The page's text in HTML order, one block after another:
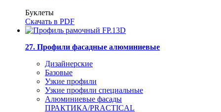
Буклеты
Скачать в PDF
27. Профили фасадные алюминиевые
Дизайнерские
Базовые
Узкие профили
Узкие профили специальные
Алюминиевые фасады
ПРАКТИКА/PRACTICAL